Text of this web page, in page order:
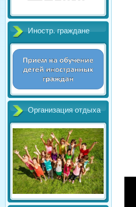
Иностр. граждане
Организация отдыха